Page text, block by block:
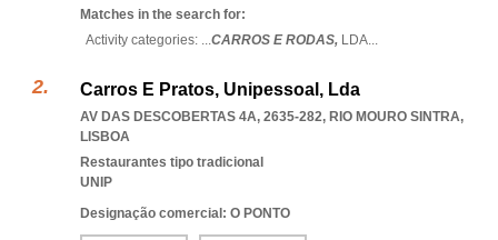
Matches in the search for:
Activity categories: ...CARROS E RODAS, LDA...
Carros E Pratos, Unipessoal, Lda
AV DAS DESCOBERTAS 4A, 2635-282, RIO MOURO SINTRA,
LISBOA
Restaurantes tipo tradicional
UNIP
Designação comercial: O PONTO